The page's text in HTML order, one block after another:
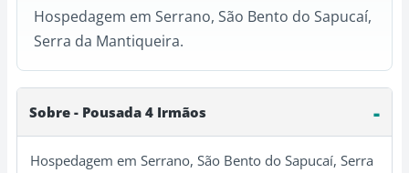
Hospedagem em Serrano, São Bento do Sapucaí,
Serra da Mantiqueira.
Sobre - Pousada 4 Irmãos
Hospedagem em Serrano, São Bento do Sapucaí, Serra